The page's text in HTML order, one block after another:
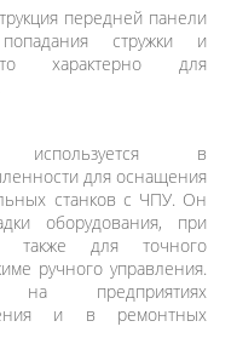
передней панели
стружки и
характерно для
используется в
для оснащения
станков с ЧПУ. Он
оборудования, при
также для точного
ручного управления.
на предприятиях
и в ремонтных